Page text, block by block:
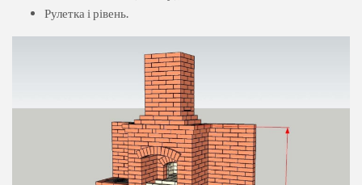
Рулетка і рівень.